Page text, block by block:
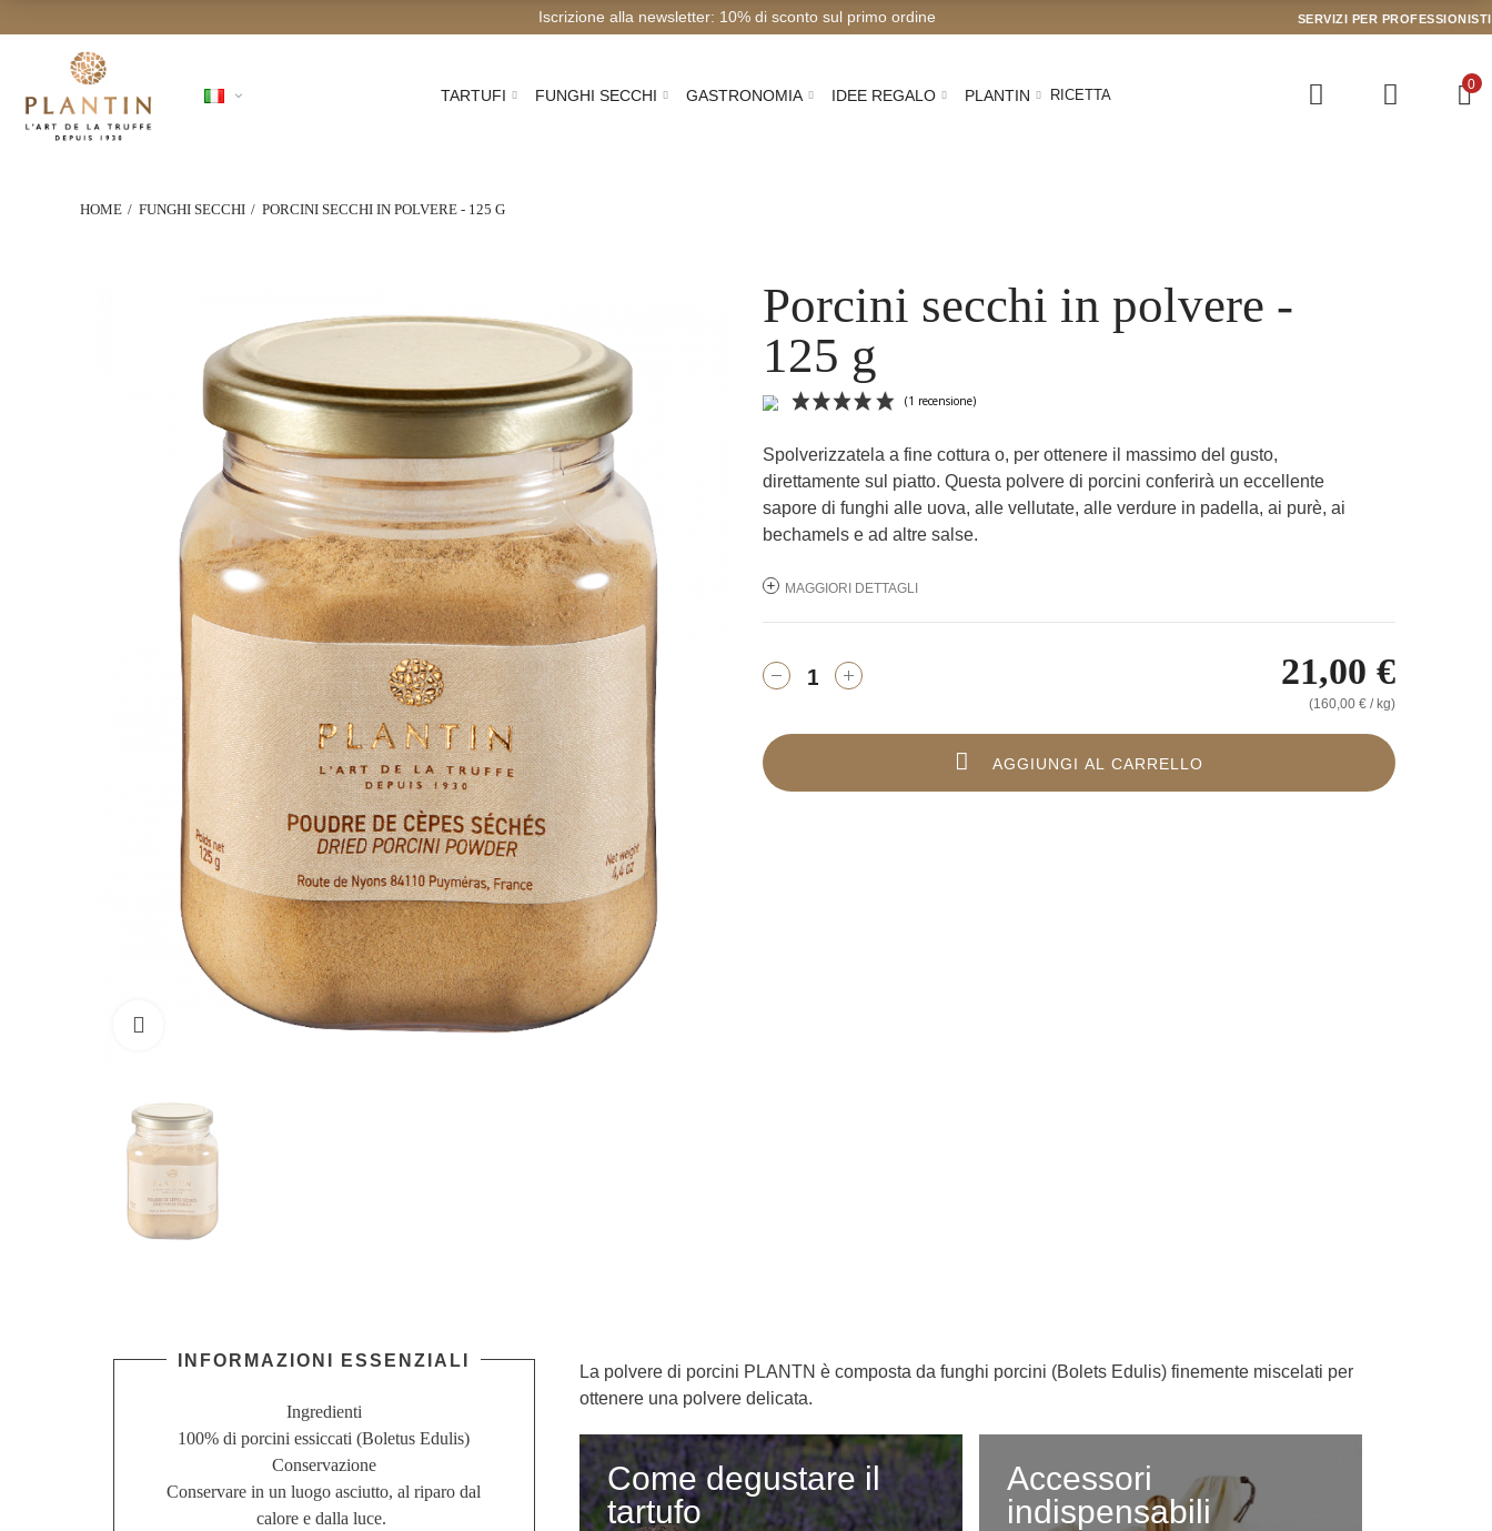
Iscrizione alla newsletter: 10% di sconto sul SERVIZI PER PROFESSIONISTI
TARTUFI FUNGHI SECCHI GASTRONOMIA IDEE REGALO PLANTIN RICETTA
0
HOME FUNGHI SECCHI PORCINI SECCHI IN POLVERE - 125 G
Clicca per ingrandire
Porcini secchi in polvere -
125 g
(1 recensione)
Spolverizzatela a fine cottura o, per ottenere il massimo del gusto,
direttamente sul piatto. Questa polvere di porcini conferirà un eccellente
sapore di funghi alle uova, alle vellutate, alle verdure in padella, ai purè, ai
bechamels e ad altre salse.
MAGGIORI DETTAGLI
21,00 €
(160,00 € / kg)
AGGIUNGI AL CARRELLO
INFORMAZIONI ESSENZIALI
Ingredienti
100% di porcini essiccati (Boletus Edulis)
Conservazione
Conservare in un luogo asciutto, al riparo dal
calore e dalla luce.
La polvere di porcini PLANTN è composta da funghi porcini (Bolets Edulis) finemente miscelati per
ottenere una polvere delicata.
Come degustare il
tartufo
Accessori
indispensabili